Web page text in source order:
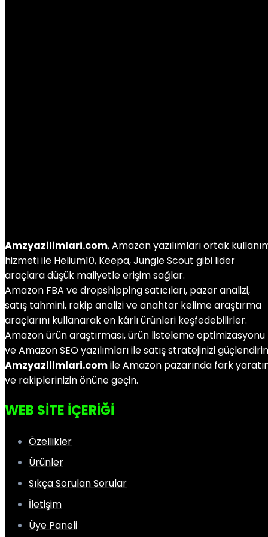
Amzyazilimlari.com, Amazon yazılımları ortak
hizmeti ile Helium10, Keepa, Jungle Scout gibi lider
araçlara düşük maliyetle erişim sağlar.
Amazon FBA ve dropshipping satıcıları, pazar analizi,
satış tahmini, rakip analizi ve anahtar kelime araştırma
araçlarını kullanarak en kârlı ürünleri keşfedebilirler.
Amazon ürün araştırması, ürün listeleme optimizasyonu
ve Amazon SEO yazılımları ile satış stratejinizi
Amzyazilimlari.comile Amazon pazarında fark
ve rakiplerinizin önüne geçin.
WEB SİTE İÇERİĞİ
Özellikler
Ürünler
Sıkça Sorulan Sorular
İletişim
Üye Paneli